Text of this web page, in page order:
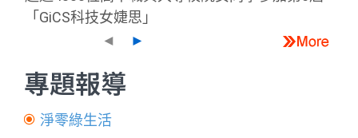
「GiCS科技女婕思」
◄
►
專題報導
淨零綠生活